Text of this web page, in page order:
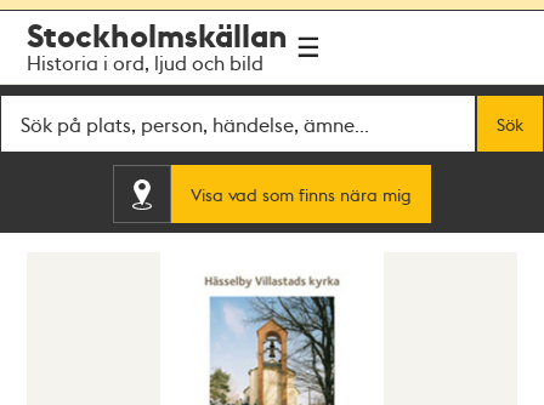
navigationen
huvudinnehållet
Stockholmskällan
Historia i ord, ljud och bild
Sök
Visa vad som finns nära mig